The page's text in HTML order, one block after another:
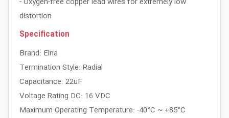
distortion
Specification
Brand: Elna
Termination Style: Radial
Capacitance: 22uF
Voltage Rating DC: 16 VDC
Maximum Operating Temperature: -40°C ~ +85°C